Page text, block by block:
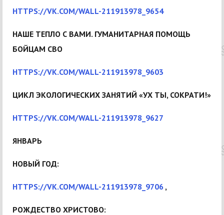
HTTPS://VK.COM/WALL-211913978_9654
НАШЕ ТЕПЛО С ВАМИ. ГУМАНИТАРНАЯ ПОМОЩЬ
БОЙЦАМ СВО
HTTPS://VK.COM/WALL-211913978_9603
ЦИКЛ ЭКОЛОГИЧЕСКИХ ЗАНЯТИЙ «УХ ТЫ, СОКРАТИ!»
HTTPS://VK.COM/WALL-211913978_9627
ЯНВАРЬ
НОВЫЙ ГОД:
HTTPS://VK.COM/WALL-211913978_9706 ,
РОЖДЕСТВО ХРИСТОВО: